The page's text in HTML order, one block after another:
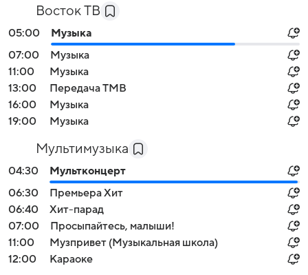
Восток ТВ
05:00
Музыка
07:00
Музыка
11:00
Музыка
13:00
Передача ТМВ
16:00
Музыка
19:00
Музыка
Мультимузыка
04:30
Мультконцерт
06:30
Премьера Хит
06:40
Хит-парад
07:00
Просыпайтесь, малыши!
11:00
Музпривет (Музыкальная школа)
12:00
Караоке